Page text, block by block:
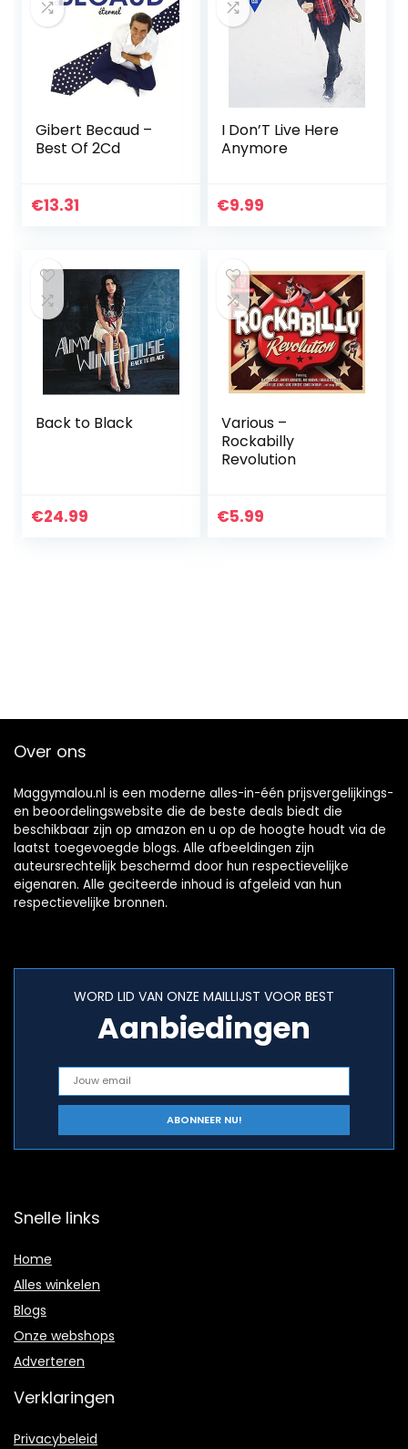
Gibert Becaud –
Best Of 2Cd
€13.31
I Don’T Live Here
Anymore
€9.99
Back to Black
€24.99
Various –
Rockabilly
Revolution
€5.99
Over ons
Maggymalou.nl is een moderne alles-in-één prijsvergelijkings-
en beoordelingswebsite die de beste deals biedt die
beschikbaar zijn op amazon en u op de hoogte houdt via de
laatst toegevoegde blogs. Alle afbeeldingen zijn
auteursrechtelijk beschermd door hun respectievelijke
eigenaren. Alle geciteerde inhoud is afgeleid van hun
respectievelijke bronnen.
WORD LID VAN ONZE MAILLIJST VOOR BEST
Aanbiedingen
Snelle links
Home
Alles winkelen
Blogs
Onze webshops
Adverteren
Verklaringen
Privacybeleid